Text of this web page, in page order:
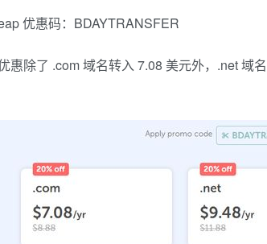
优惠码：BDAYTRANSFER
惠除了 .com 域名转入 7.08 美元外，.net 域